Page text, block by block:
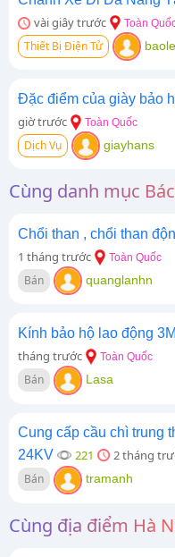
vài giây trước
Toàn
Thiết Bị Điện Tử baole
Đặc điểm của giày bảo
giờ trước
Toàn Quốc
Dịch Vụ giayhans
Cùng danh mục
Chổi than , chổi than
1 tháng trước
Toàn Quốc
Bán quanglanhn
Kính bảo hộ lao động
tháng trước
Toàn Quốc
Bán Lasa
Cung cấp cầu chì trung
24KV
221 2 tháng
Bán tramanh
Cùng địa điểm Hà